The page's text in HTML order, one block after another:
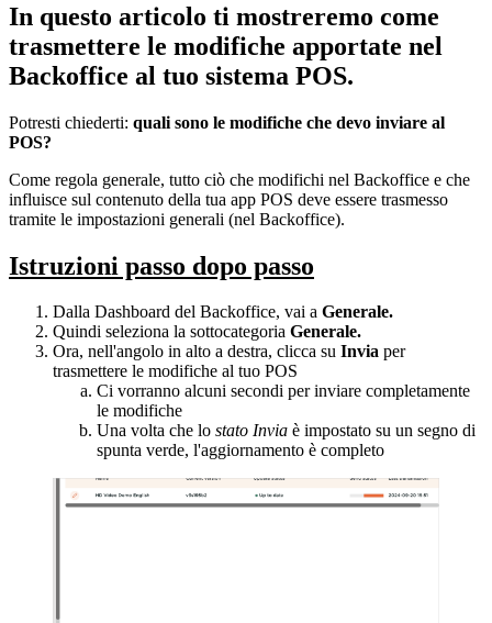
In questo articolo ti mostreremo come
trasmettere le modifiche apportate nel
Backoffice al tuo sistema POS.
Potresti chiederti: quali sono le modifiche che devo inviare al
POS?
Come regola generale, tutto ciò che modifichi nel Backoffice e che
influisce sul contenuto della tua app POS deve essere trasmesso
tramite le impostazioni generali (nel Backoffice).
Istruzioni passo dopo passo
Dalla Dashboard del Backoffice, vai a Generale.
Quindi seleziona la sottocategoria Generale.
Ora, nell'angolo in alto a destra, clicca su Invia per
trasmettere le modifiche al tuo POS
Ci vorranno alcuni secondi per inviare completamente
le modifiche
Una volta che lo stato Invia è impostato su un segno di
spunta verde, l'aggiornamento è completo